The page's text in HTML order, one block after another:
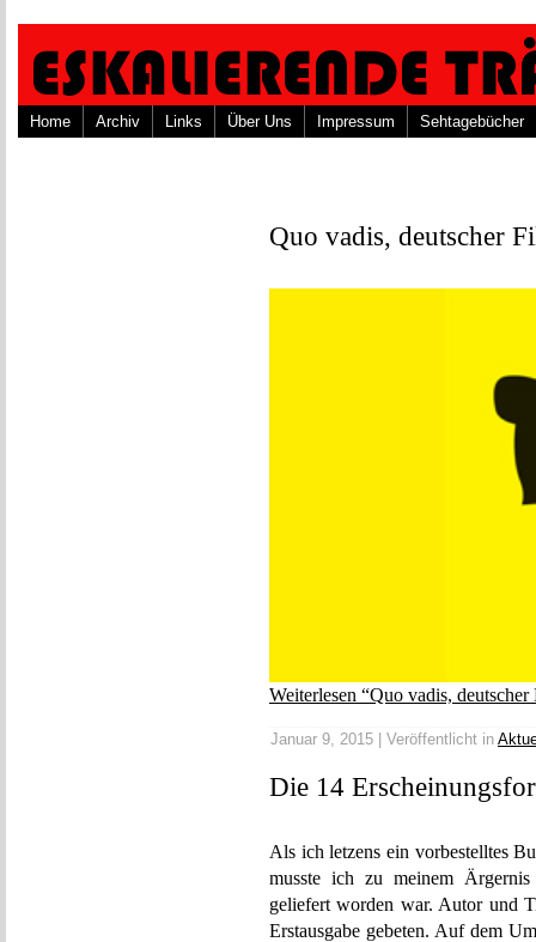
Home Archiv Links Über Uns Impressum Sehtagebücher
Quo vadis, deutscher
Weiterlesen “Quo vadis, deutscher
Januar 9, 2015 | Veröffentlicht in
Die 14
Als ich letzens ein vorbestelltes
musste ich zu meinem
geliefert worden war. Autor und
Erstausgabe gebeten. Auf dem